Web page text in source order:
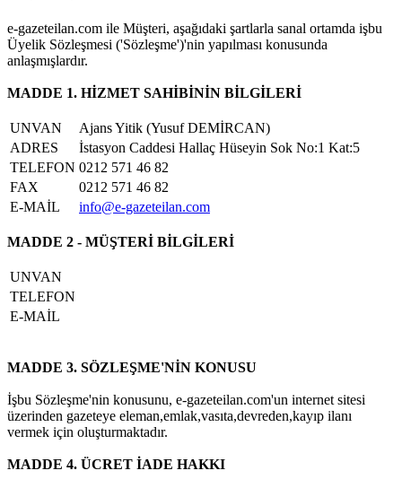
e-gazeteilan.com ile Müşteri, aşağıdaki şartlarla sanal ortamda işbu
Üyelik Sözleşmesi ('Sözleşme')'nin yapılması konusunda
anlaşmışlardır.
MADDE 1. HİZMET SAHİBİNİN BİLGİLERİ
UNVAN
Ajans Yitik (Yusuf DEMİRCAN)
ADRES
İstasyon Caddesi Hallaç Hüseyin Sok No:1 Kat:5
TELEFON 0212 571 46 82
FAX
0212 571 46 82
E-MAİL
info@e-gazeteilan.com
MADDE 2 - MÜŞTERİ BİLGİLERİ
UNVAN
TELEFON
E-MAİL
MADDE 3. SÖZLEŞME'NİN KONUSU
İşbu Sözleşme'nin konusunu, e-gazeteilan.com'un internet sitesi
üzerinden gazeteye eleman,emlak,vasıta,devreden,kayıp ilanı
vermek için oluşturmaktadır.
MADDE 4. ÜCRET İADE HAKKI